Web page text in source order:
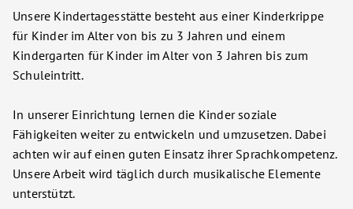
Unsere Kindertagesstätte besteht aus einer Kinderkrippe
für Kinder im Alter von bis zu 3 Jahren und einem
Kindergarten für Kinder im Alter von 3 Jahren bis zum
Schuleintritt.
In unserer Einrichtung lernen die Kinder soziale
Fähigkeiten weiter zu entwickeln und umzusetzen. Dabei
achten wir auf einen guten Einsatz ihrer Sprachkompetenz.
Unsere Arbeit wird täglich durch musikalische Elemente
unterstützt.